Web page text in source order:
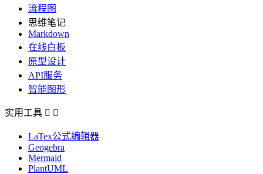
流程图
思维笔记
Markdown
在线白板
原型设计
API服务
智能图形
实用工具  
LaTex公式编辑器
Geogebra
Mermaid
PlantUML